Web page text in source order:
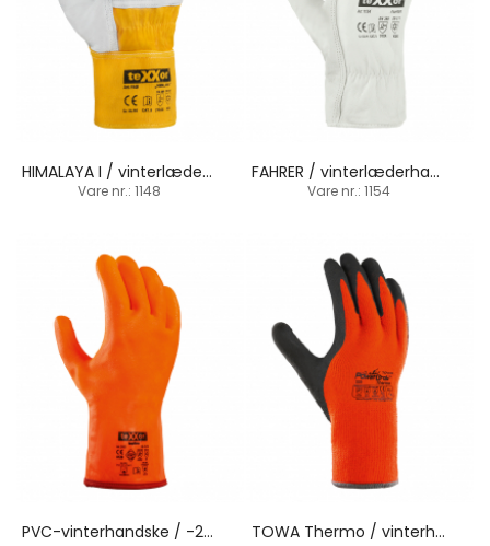
HIMALAYA I / vinterlæderhandske / manchetbund
Vare nr.: 1148
FAHRER / vinterlæderhandske / bomul-molton for
Vare nr.: 1154
PVC-vinterhandske / -20ºC / manchetbund TOWA Thermo / vinterhandske / strikbund